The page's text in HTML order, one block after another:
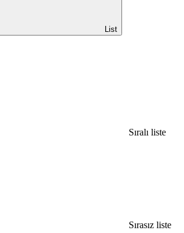
List
Sıralı liste
Sırasız liste